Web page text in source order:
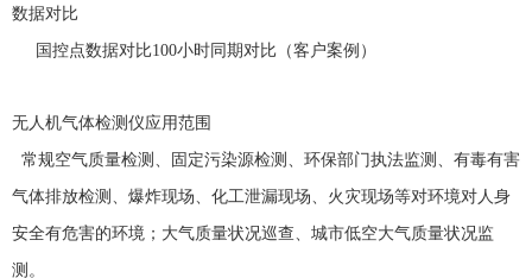
数据对比
国控点数据对比100小时同期对比（客户案例）
无人机气体检测仪应用范围
常规空气质量检测、固定污染源检测、环保部门执法监测、有毒有害
气体排放检测、爆炸现场、化工泄漏现场、火灾现场等对环境对人身
安全有危害的环境；大气质量状况巡查、城市低空大气质量状况监
测。